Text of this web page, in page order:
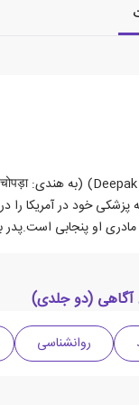
خود در آمریکا را در
مادری او پنجابی
(دو جلدی)
روانشناسی